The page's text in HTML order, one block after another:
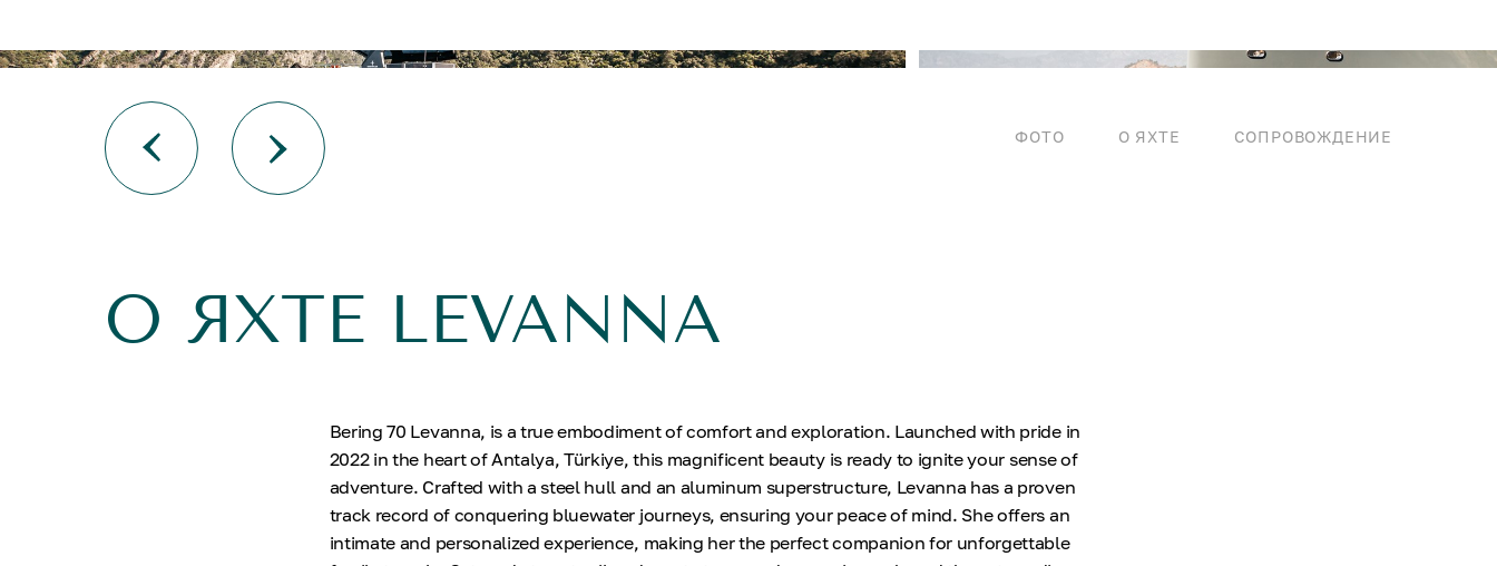
ФОТО О ЯХТЕ СОПРОВОЖДЕНИЕ
О ЯХТЕ LEVANNA
Bering 70 Levanna, is a true embodiment of comfort and exploration. Launched with pride in
2022 in the heart of Antalya, Türkiye, this magnificent beauty is ready to ignite your sense of
adventure. Crafted with a steel hull and an aluminum superstructure, Levanna has a proven
track record of conquering bluewater journeys, ensuring your peace of mind. She offers an
intimate and personalized experience, making her the perfect companion for unforgettable